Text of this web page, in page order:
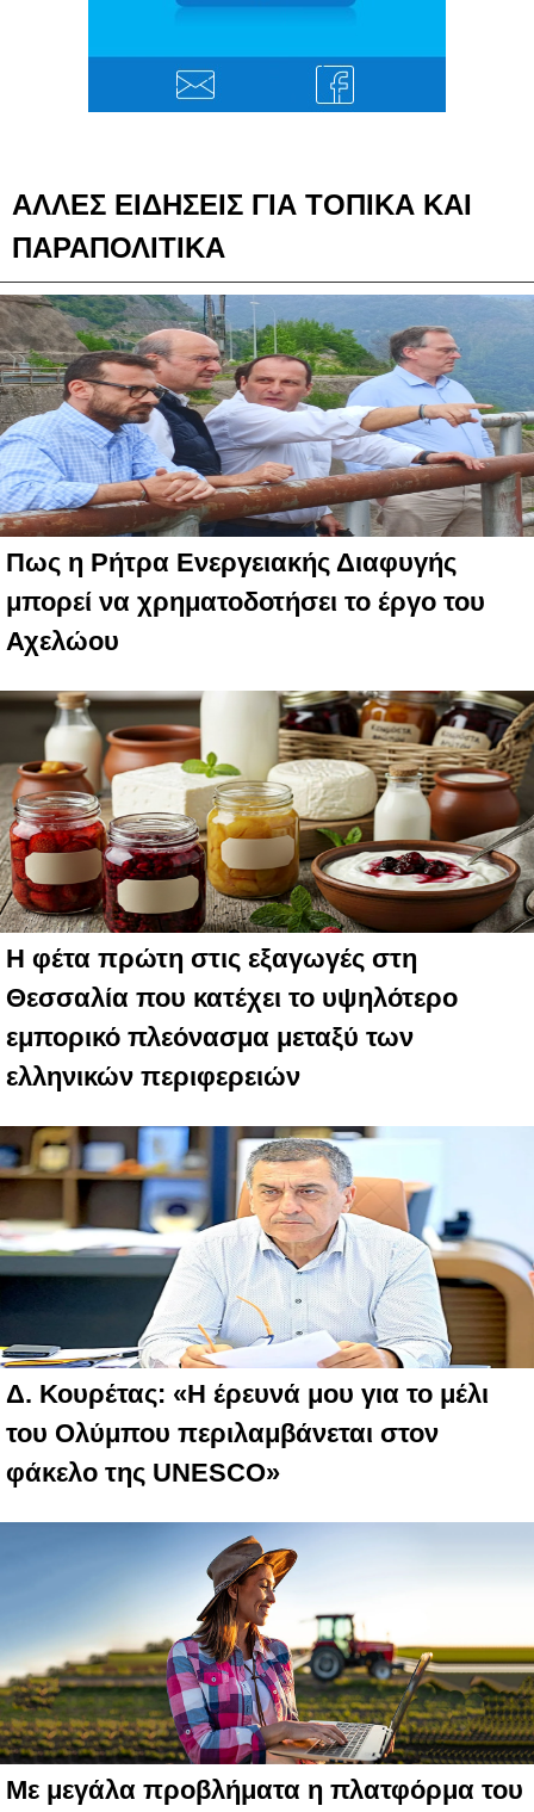
ΑΛΛΕΣ ΕΙΔΗΣΕΙΣ ΓΙΑ ΤΟΠΙΚΑ ΚΑΙ
ΠΑΡΑΠΟΛΙΤΙΚΑ
Πως η Ρήτρα Ενεργειακής Διαφυγής
μπορεί να χρηματοδοτήσει το έργο του
Αχελώου
Η φέτα πρώτη στις εξαγωγές στη
Θεσσαλία που κατέχει το υψηλότερο
εμπορικό πλεόνασμα μεταξύ των
ελληνικών περιφερειών
Δ. Κουρέτας: «Η έρευνά μου για το μέλι
του Ολύμπου περιλαμβάνεται στον
φάκελο της UNESCO»
Με μεγάλα προβλήματα η πλατφόρμα του